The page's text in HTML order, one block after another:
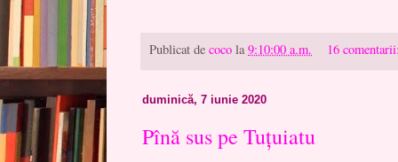
Publicat de coco la9:10:00 a.m. 16
duminică, 7 iunie 2020
Pînă sus pe Tuțuiatu